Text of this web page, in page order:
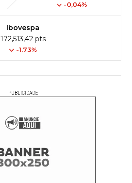
-0,04%
Ibovespa
172,513,42 pts
-1.73%
PUBLICIDADE